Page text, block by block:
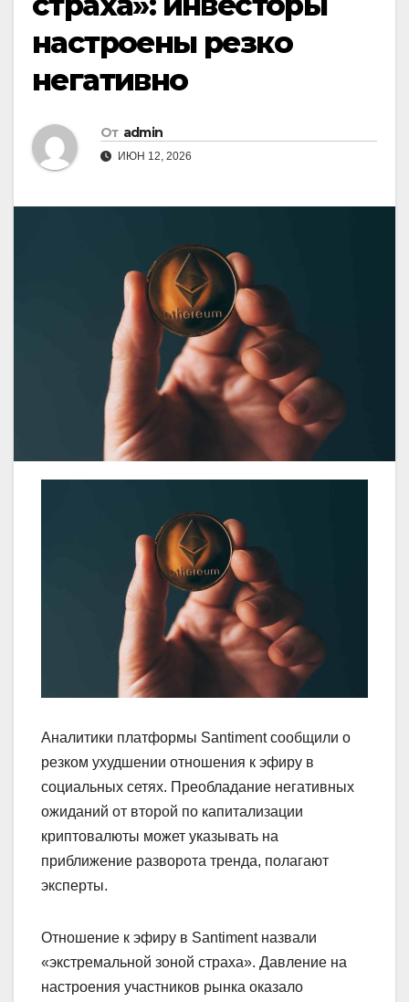
настроены резко
негативно
От admin
ИЮН 12, 2026
Аналитики платформы Santiment сообщили о
резком ухудшении отношения к эфиру в
социальных сетях. Преобладание негативных
ожиданий от второй по капитализации
криптовалюты может указывать на
приближение разворота тренда, полагают
эксперты.
Отношение к эфиру в Santiment назвали
«экстремальной зоной страха». Давление на
настроения участников рынка оказало